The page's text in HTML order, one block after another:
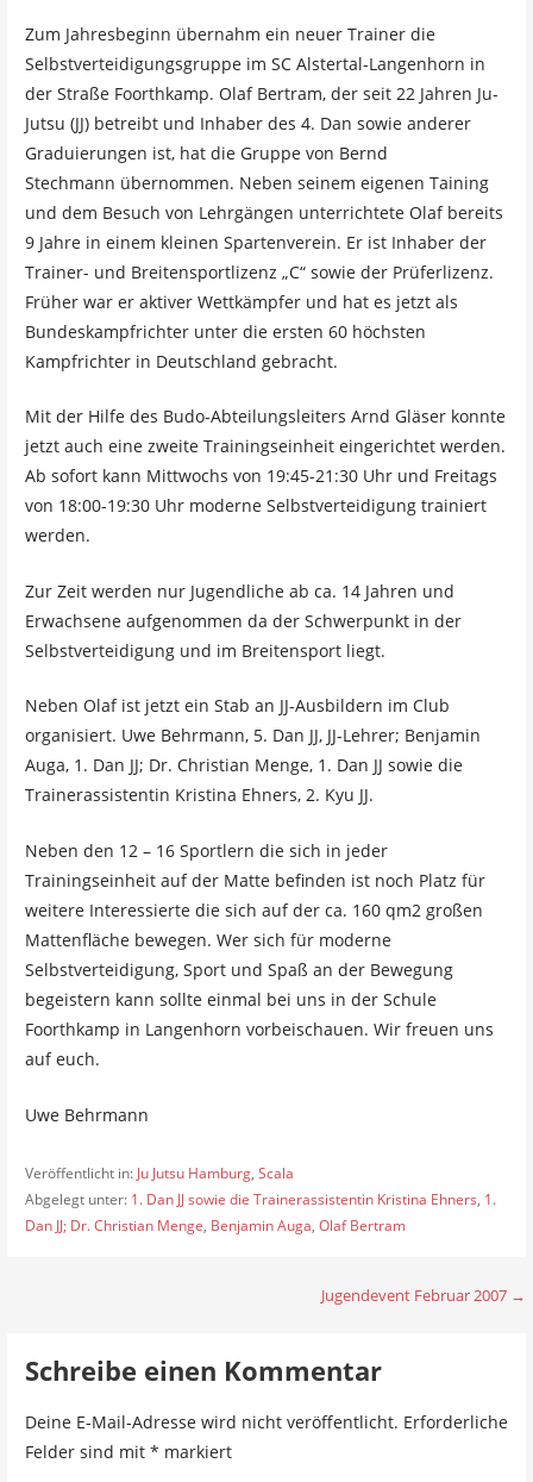
Zum Jahresbeginn übernahm ein neuer Trainer die
Selbstverteidigungsgruppe im SC Alstertal-Langenhorn in
der Straße Foorthkamp. Olaf Bertram, der seit 22 Jahren Ju-
Jutsu (JJ) betreibt und Inhaber des 4. Dan sowie anderer
Graduierungen ist, hat die Gruppe von Bernd
Stechmann übernommen. Neben seinem eigenen Taining
und dem Besuch von Lehrgängen unterrichtete Olaf bereits
9 Jahre in einem kleinen Spartenverein. Er ist Inhaber der
Trainer- und Breitensportlizenz „C“ sowie der Prüferlizenz.
Früher war er aktiver Wettkämpfer und hat es jetzt als
Bundeskampfrichter unter die ersten 60 höchsten
Kampfrichter in Deutschland gebracht.
Mit der Hilfe des Budo-Abteilungsleiters Arnd Gläserkonnte
jetzt auch eine zweite Trainingseinheiteingerichtet werden.
Ab sofort kann Mittwochs von 19:45-21:30 Uhr und Freitags
von 18:00-19:30 Uhrmoderne Selbstverteidigung trainiert
werden.
Zur Zeit werden nur Jugendliche ab ca. 14 Jahren und
Erwachsene aufgenommen da der Schwerpunkt in der
Selbstverteidigung und im Breitensport liegt.
Neben Olaf ist jetzt ein Stab an JJ-Ausbildern im Club
organisiert. Uwe Behrmann, 5. Dan JJ, JJ-Lehrer; Benjamin
Auga, 1. Dan JJ; Dr. Christian Menge, 1. Dan JJ sowie die
Trainerassistentin Kristina Ehners, 2. Kyu JJ.
Neben den 12 – 16 Sportlern die sich in jeder
Trainingseinheit auf der Matte befinden ist noch Platz für
weitere Interessierte die sich auf der ca. 160 qm2 großen
Mattenfläche bewegen. Wer sich für moderne
Selbstverteidigung, Sport und Spaß an der Bewegung
begeistern kann sollte einmal bei uns in der Schule
Foorthkamp in Langenhorn vorbeischauen. Wir freuen uns
auf euch.
Uwe Behrmann
Veröffentlicht in: Ju Jutsu Hamburg, Scala
Abgelegt unter: 1. Dan JJ sowie die Trainerassistentin Kristina Ehners, 1.
Dan JJ; Dr. Christian Menge, Benjamin Auga, Olaf Bertram
Jugendevent Februar 2007 →
Schreibe einen Kommentar
Deine E-Mail-Adresse wird nicht veröffentlicht. Erforderliche
Felder sind mit * markiert